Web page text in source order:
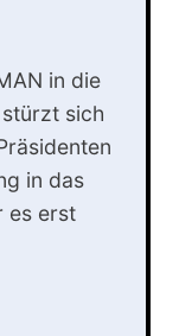
in die
sich
in das
es erst